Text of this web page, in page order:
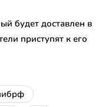
будет доставлен в
приступят к его